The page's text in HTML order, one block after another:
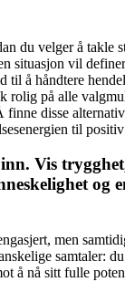
du velger å takle
situasjon vil
til å håndtere
rolig på alle
finne disse
til
Vis
men
samtaler:
å nå sitt fulle